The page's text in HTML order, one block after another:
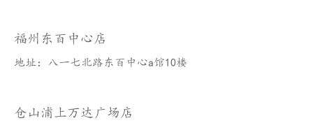
福州东百中心店
地址：八一七北路东百中心a馆10楼
仓山浦上万达广场店